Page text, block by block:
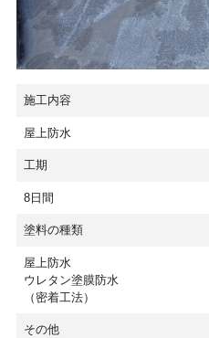
施工内容
屋上防水
工期
8日間
塗料の種類
屋上防水
ウレタン塗膜防水
（密着工法）
その他